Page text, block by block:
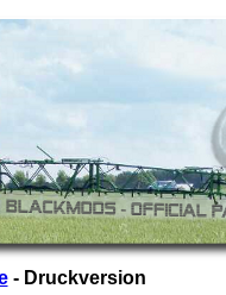
- Druckversion